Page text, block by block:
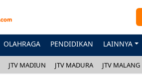
OLAHRAGA PENDIDIKAN LAINNYA
JTV MADIUN JTV MADURA JTV MALANG